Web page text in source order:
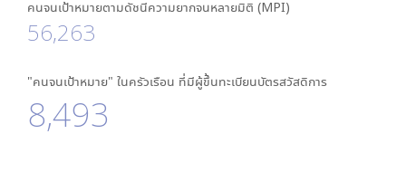
คนจนเป้าหมายตามดัชนีความยากจนหลายมิติ (MPI)
56,263
"คนจนเป้าหมาย" ในครัวเรือน ที่มีผู้ขึ้นทะเบียนบัตรสวัสดิการ
8,493